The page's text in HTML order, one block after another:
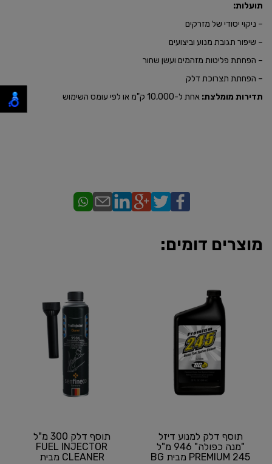
תועלות:
– ניקוי יסודי של מזרקים
– שיפור תגובת מנוע וביצועים
– הפחתת פליטות מזהמים ועשן שחור
– הפחתת תצרוכת דלק
תדירות מומלצת: אחת ל-10,000 ק"מ או לפי עומס השימוש
מוצרים דומים:
תוסף דלק למנוע דיזל
"מנה כפולה" 946 מ"ל
PREMIUM 245 מבית BG
תוסף דלק 300 מ"ל
FUEL INJECTOR
CLEANER מבית